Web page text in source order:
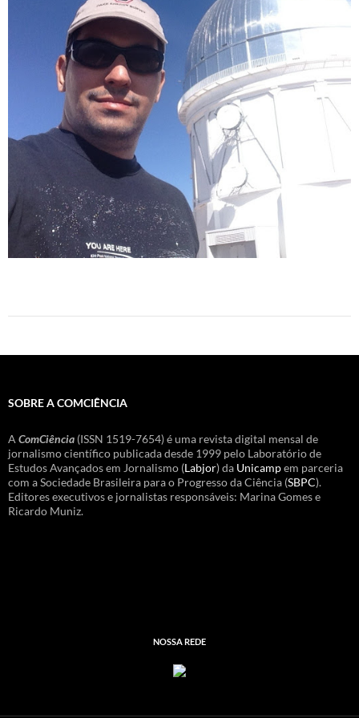
SOBRE A COMCIÊNCIA
A ComCiência (ISSN 1519-7654) é uma revista digital mensal de
jornalismo científico publicada desde 1999 pelo Laboratório de
Estudos Avançados em Jornalismo (Labjor) da Unicampem parceria
com a Sociedade Brasileira para o Progresso da Ciência (SBPC).
Editores executivos e jornalistas responsáveis: Marina Gomes e
Ricardo Muniz.
NOSSA REDE